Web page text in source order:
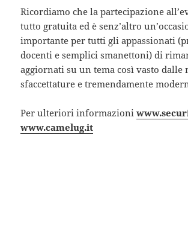
Ricordiamo che la partecipazione
tutto gratuita ed è senz’altro
importante per tutti gli appassionati
docenti e semplici smanettoni) di
aggiornati su un tema così vasto dalle
sfaccettature e tremendamente
Per ulteriori informazioni
www.camelug.it